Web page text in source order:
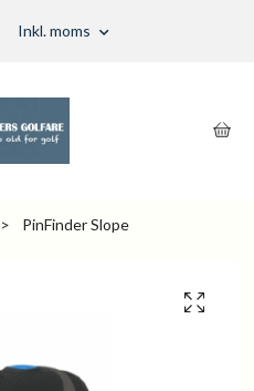
Inkl. moms
PinFinder Slope